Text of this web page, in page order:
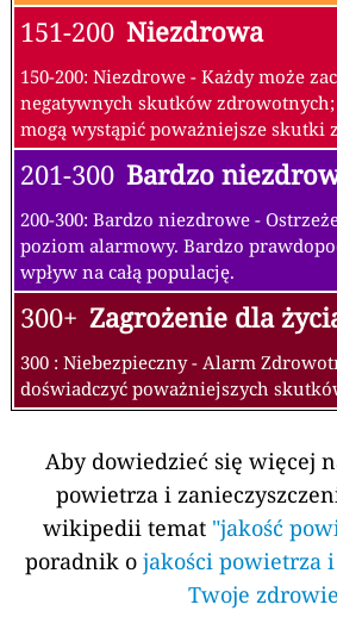
151-200 Niezdrowa
150-200: Niezdrowe - Każdy może
negatywnych skutków
mogą wystąpić poważniejsze skutki
201-300 Bardzo
200-300: Bardzo niezdrowe -
poziom alarmowy. Bardzo
wpływ na całą populację.
300+ Zagrożenie dla
300 : Niebezpieczny - Alarm
doświadczyć poważniejszych
Aby dowiedzieć się więcej
powietrza i
wikipedii temat "jakość
poradnik o jakości powietrza
Twoje zdrowie